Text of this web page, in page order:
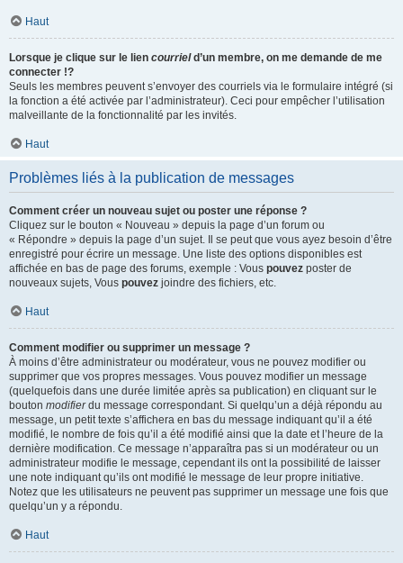
Haut
Lorsque je clique sur le lien courrield’un membre, on me demande de me
connecter !?
Seuls les membres peuvent s’envoyer des courriels via le formulaire intégré (si
la fonction a été activée par l’administrateur). Ceci pour empêcher l’utilisation
malveillante de la fonctionnalité par les invités.
Haut
Problèmes liés à la publication de messages
Comment créer un nouveau sujet ou poster une réponse ?
Cliquez sur le bouton « Nouveau » depuis la page d’un forum ou
« Répondre » depuis la page d’un sujet. Il se peut que vous ayez besoin d’être
enregistré pour écrire un message. Une liste des options disponibles est
affichée en bas de page des forums, exemple : Vous pouvez poster de
nouveaux sujets, Vous pouvez joindre des fichiers, etc.
Haut
Comment modifier ou supprimer un message ?
À moins d’être administrateur ou modérateur, vous ne pouvez modifier ou
supprimer que vos propres messages. Vous pouvez modifier un message
(quelquefois dans une durée limitée après sa publication) en cliquant sur le
bouton modifierdu message correspondant. Si quelqu’un a déjà répondu au
message, un petit texte s’affichera en bas du message indiquant qu’il a été
modifié, le nombre de fois qu’il a été modifié ainsi que la date et l’heure de la
dernière modification. Ce message n’apparaîtra pas si un modérateur ou un
administrateur modifie le message, cependant ils ont la possibilité de laisser
une note indiquant qu’ils ont modifié le message de leur propre initiative.
Notez que les utilisateurs ne peuvent pas supprimer un message une fois que
quelqu’un y a répondu.
Haut